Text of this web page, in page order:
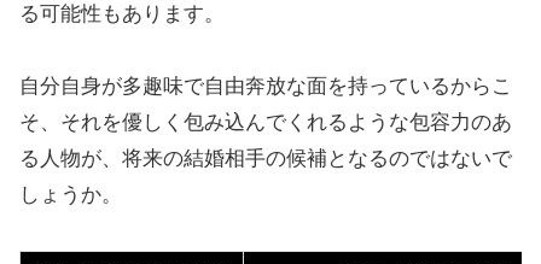
る可能性もあります。
自分自身が多趣味で自由奔放な面を持っているからこ
そ、それを優しく包み込んでくれるような包容力のあ
る人物が、将来の結婚相手の候補となるのではないで
しょうか。